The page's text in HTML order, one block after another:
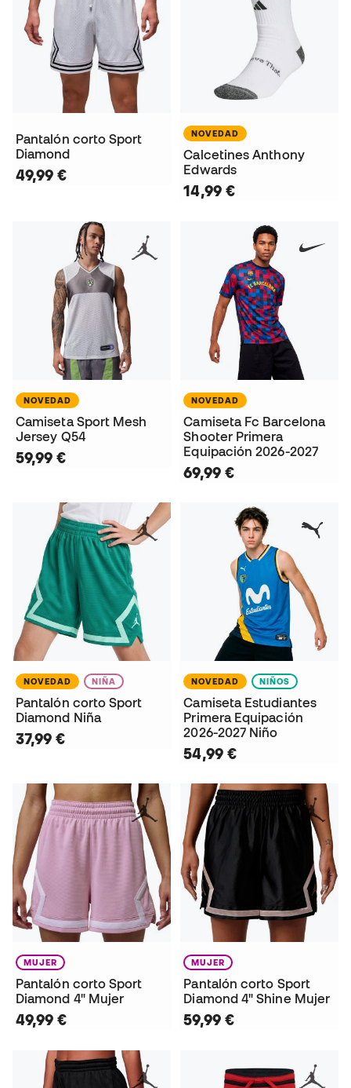
Pantalón corto Sport
Diamond
49,99 €
NOVEDAD
Calcetines Anthony
Edwards
14,99 €
NOVEDAD
Camiseta Sport Mesh
Jersey Q54
59,99 €
NOVEDAD
Camiseta Fc Barcelona
Shooter Primera
Equipación 2026-2027
69,99 €
NOVEDAD NIÑA
Pantalón corto Sport
Diamond Niña
37,99 €
NOVEDAD NIÑOS
Camiseta Estudiantes
Primera Equipación
2026-2027 Niño
54,99 €
MUJER
Pantalón corto Sport
Diamond 4" Mujer
49,99 €
MUJER
Pantalón corto Sport
Diamond 4" Shine Mujer
59,99 €